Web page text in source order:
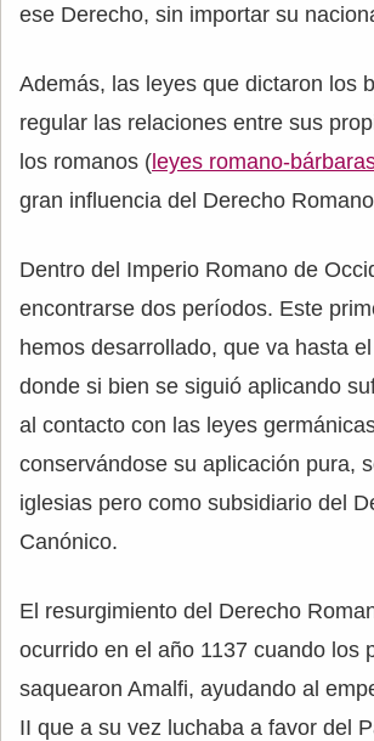
ese Derecho, sin importar su
Además, las leyes que dictaron los
regular las relaciones entre sus
los romanos (leyes romano-
gran influencia del Derecho
Dentro del Imperio Romano de
encontrarse dos períodos. Este
hemos desarrollado, que va hasta
donde si bien se siguió aplicando
al contacto con las leyes
conservándose su aplicación pura,
iglesias pero como subsidiario del
Canónico.
El resurgimiento del Derecho
ocurrido en el año 1137 cuando los
saquearon Amalfi, ayudando al
II que a su vez luchaba a favor del